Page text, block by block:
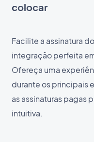
colocar
Facilite a assinatura
integração perfeita
Ofereça uma
durante os principais
as assinaturas pagas
intuitiva.